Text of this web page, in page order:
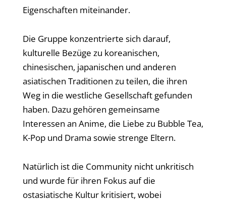
Eigenschaften miteinander.
Die Gruppe konzentrierte sich darauf,
kulturelle Bezüge zu koreanischen,
chinesischen, japanischen und anderen
asiatischen Traditionen zu teilen, die ihren
Weg in die westliche Gesellschaft gefunden
haben. Dazu gehören gemeinsame
Interessen an Anime, die Liebe zu Bubble Tea,
K-Pop und Drama sowie strenge Eltern.
Natürlich ist die Community nicht unkritisch
und wurde für ihren Fokus auf die
ostasiatische Kultur kritisiert, wobei